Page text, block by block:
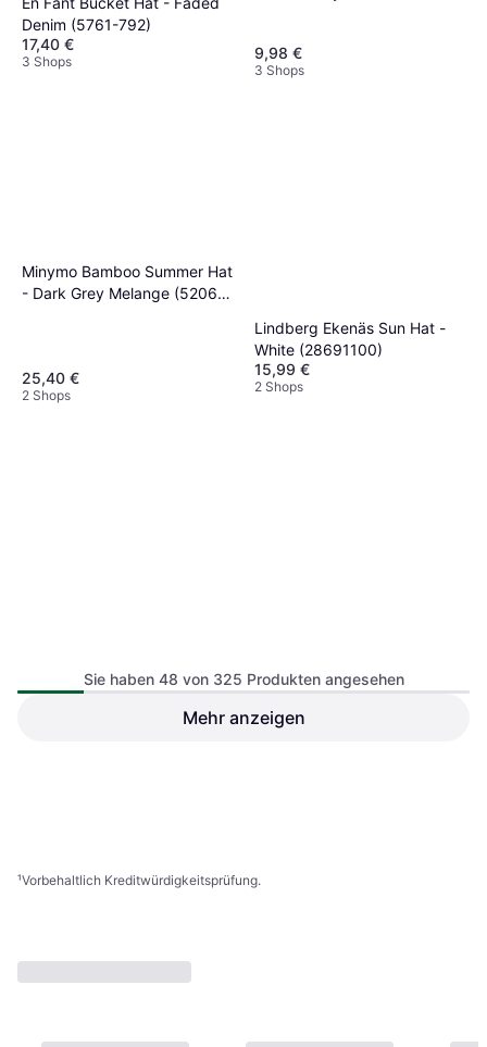
Denim (5761-792)
17,40 €
3 Shops 9,98 €
3 Shops
Minymo Bamboo Summer Hat
- Dark Grey Melange (5206
25,40 €
2 Shops
Lindberg Ekenäs Sun Hat -
White (28691100)
15,99 €
2 Shops
Sie haben 48 von 325 Produkten angesehen
Mehr anzeigen
¹Vorbehaltlich Kreditwürdigkeitsprüfung.